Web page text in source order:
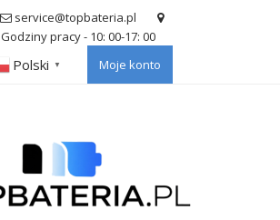
service@topbateria.pl
Godziny pracy - 10: 00-17: 00
Polski ▼ Moje konto